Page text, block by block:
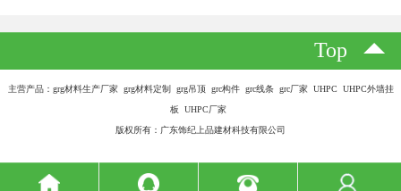
Top
主营产品：grg材料生产厂家 grg材料定制 grg吊顶 grc构件 grc线条 grc厂家 UHPC UHPC外墙挂
板 UHPC厂家
版权所有：广东饰纪上品建材科技有限公司